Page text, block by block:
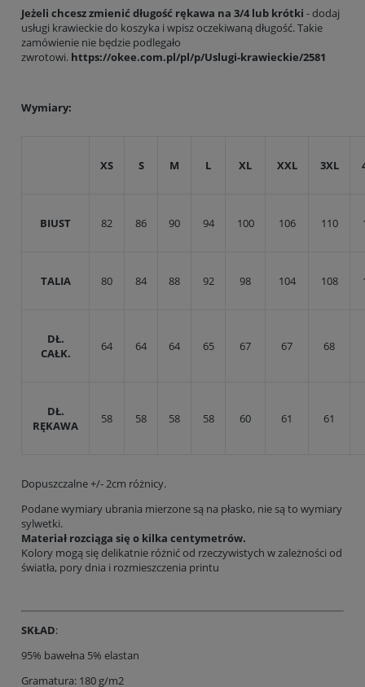
Jeżeli chcesz zmienić długość rękawa na 3/4 lub krótki - dodaj
usługi krawieckie do koszyka i wpisz oczekiwaną długość. Takie
zamówienie nie będzie podlegało
zwrotowi. https://okee.com.pl/pl/p/Uslugi-krawieckie/2581
Wymiary:
XS S M L XL XXL 3XL
BIUST 82 86 90 94 100 106 110
TALIA 80 84 88 92 98 104 108
DŁ.
CAŁK.
64 64 64 65 67 67 68
DŁ.
RĘKAWA
58 58 58 58 60 61 61
Dopuszczalne +/- 2cm różnicy.
Podane wymiary ubrania mierzone są na płasko, nie są to wymiary
sylwetki.
Materiał rozciąga się o kilka centymetrów.
Kolory mogą się delikatnie różnić od rzeczywistych w zależności od
światła, pory dnia i rozmieszczenia printu
SKŁAD:
95% bawełna 5% elastan
Gramatura: 180 g/m2